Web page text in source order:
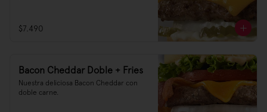
$7.490
Bacon Cheddar Doble + Fries
Nuestra deliciosa Bacon Cheddar con
doble carne.